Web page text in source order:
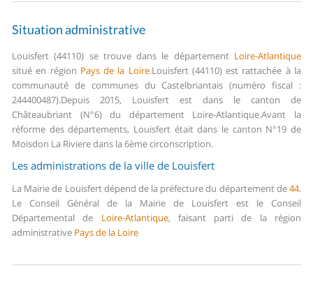
Situation administrative
Louisfert (44110) se trouve dans le département Loire-Atlantique
situé en région Pays de la Loire.Louisfert (44110) est rattachée à la
communauté de communes du Castelbriantais (numéro fiscal :
244400487).Depuis 2015, Louisfert est dans le canton de
Châteaubriant (N°6) du département Loire-Atlantique.Avant la
réforme des départements, Louisfert était dans le canton N°19 de
Moisdon La Riviere dans la 6ème circonscription.
Les administrations de la ville de Louisfert
La Mairie de Louisfert dépend de la préfecture du département de44.
Le Conseil Général de la Mairie de Louisfert est le Conseil
Départemental de Loire-Atlantique, faisant parti de la région
administrative Pays de la Loire